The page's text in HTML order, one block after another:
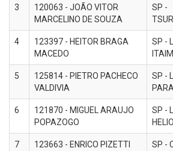
3
120063 - JOÃO VITOR
MARCELINO DE SOUZA
SP -
4
123397 - HEITOR BRAGA
MACEDO
SP -
5
125814 - PIETRO PACHECO
VALDIVIA
SP -
6
121870 - MIGUEL ARAUJO
POPAZOGO
SP -
7
123663 - ENRICO PIZETTI
SP -